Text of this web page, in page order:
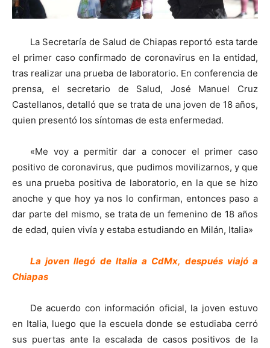
La Secretaría de Salud de Chiapas reportó esta tarde
el primer caso confirmado de coronavirus en la entidad,
tras realizar una prueba de laboratorio. En conferencia de
prensa, el secretario de Salud, José Manuel Cruz
Castellanos, detalló que se trata de una joven de 18 años,
quien presentó los síntomas de esta enfermedad.
«Me voy a permitir dar a conocer el primer caso
positivo de coronavirus, que pudimos movilizarnos, y que
es una prueba positiva de laboratorio, en la que se hizo
anoche y que hoy ya nos lo confirman, entonces paso a
dar parte del mismo, se trata de un femenino de 18 años
de edad, quien vivía y estaba estudiando en Milán, Italia»
La joven llegó de Italia a CdMx, después viajó a
Chiapas
De acuerdo con información oficial, la joven estuvo
en Italia, luego que la escuela donde se estudiaba cerró
sus puertas ante la escalada de casos positivos de la